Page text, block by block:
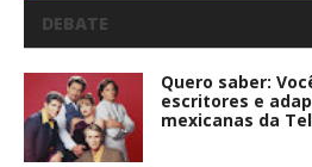
DEBATE
Quero saber:
escritores e
mexicanas da